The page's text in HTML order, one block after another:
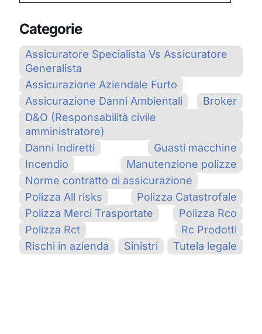
Categorie
Assicuratore Specialista Vs Assicuratore
Generalista
Assicurazione Aziendale Furto
Assicurazione Danni Ambientali
Broker
D&O (Responsabilità civile
amministratore)
Danni Indiretti
Guasti macchine
Incendio
Manutenzione polizze
Norme contratto di assicurazione
Polizza All risks
Polizza Catastrofale
Polizza Merci Trasportate
Polizza Rco
Polizza Rct
Rc Prodotti
Rischi in azienda
Sinistri Tutela legale